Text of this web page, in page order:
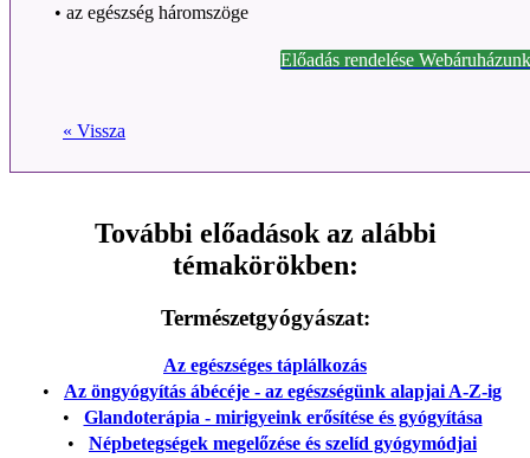
• az egészség háromszöge
Előadás rendelése
« Vissza
További előadások az alábbi
témakörökben:
Természetgyógyászat:
Az egészséges táplálkozás
• Az öngyógyítás ábécéje - az egészségünk alapjai A-Z-ig
• Glandoterápia - mirigyeink erősítése és gyógyítása
• Népbetegségek megelőzése és szelíd gyógymódjai